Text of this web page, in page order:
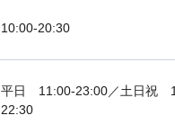
10:00-20:30
平日 11:00-23:00／土日祝
22:30